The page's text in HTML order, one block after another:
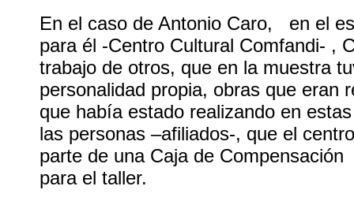
En el caso de Antonio Caro, en el
para él -Centro Cultural Comfandi- ,
trabajo de otros, que en la muestra
personalidad propia, obras que eran
que había estado realizando en
las personas –afiliados-, que el
parte de una Caja de
para el taller.